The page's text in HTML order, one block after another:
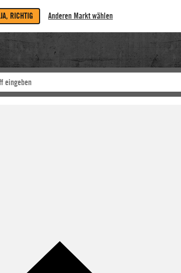
JA, RICHTIG Anderen Markt wählen